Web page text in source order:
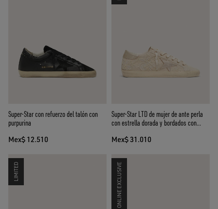
Super-Star con refuerzo del talón con
purpurina
Mex$ 12.510
Super-Star LTD de mujer de ante perla
con estrella dorada y bordados con
Mex$ 31.010
LIMITED ONLINE EXCLUSIVE